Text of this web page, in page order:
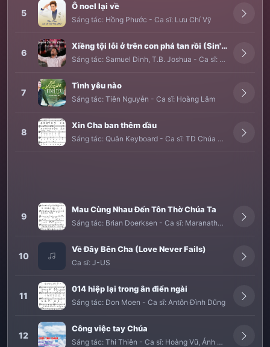
5
Ô noel lại về
Sáng tác: Hồng Phước - Ca sĩ: Lưu Chí Vỹ
6
Xiềng tội lỗi ở trên con phá tan rồi (Sin's power over me is broken)
Sáng tác: Samuel Dinh, T.B. Joshua - Ca sĩ: Samuel Dinh
7
Tình yêu nào
Sáng tác: Tiên Nguyễn - Ca sĩ: Hoàng Lâm
8
Xin Cha ban thêm dầu
Sáng tác: Quân Keyboard - Ca sĩ: TD Chúa Ba Ngôi
9
Mau Cùng Nhau Đến Tôn Thờ Chúa Ta
Sáng tác: Brian Doerksen - Ca sĩ: Maranatha YGVN
10
Về Đây Bên Cha (Love Never Fails)
Ca sĩ: J-US
11
014 hiệp lại trong ân điển ngài
Sáng tác: Don Moen - Ca sĩ: Antôn Đình Dũng
12
Công việc tay Chúa
Sáng tác: Thi Thiên - Ca sĩ: Hoàng Vũ, Ánh Hồng